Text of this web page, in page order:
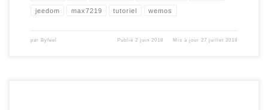
jeedom max7219 tutoriel wemos
par Byfeel Publié2 juin 2018 Mis à jour27 juillet 2018